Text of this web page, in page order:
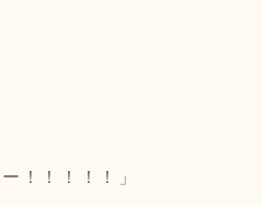
！！！！！」